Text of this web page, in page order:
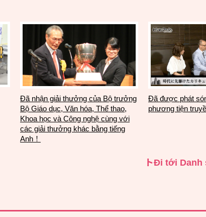
Đã nhận giải thưởng của Bộ trưởng
Bộ Giáo dục, Văn hóa, Thể thao,
Khoa học và Công nghệ cùng với
các giải thưởng khác bằng tiếng
Anh！
Đã được phát
phương tiện
トĐi tới